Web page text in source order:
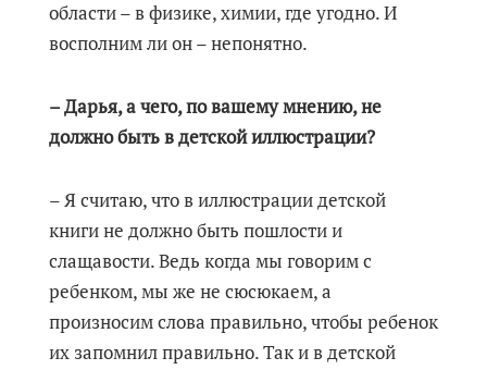
области – в физике, химии, где угодно. И
восполним ли он – непонятно.
– Дарья, а чего, по вашему мнению, не
должно быть в детской иллюстрации?
– Я считаю, что в иллюстрации детской
книги не должно быть пошлости и
слащавости. Ведь когда мы говорим с
ребенком, мы же не сюсюкаем, а
произносим слова правильно, чтобы ребенок
их запомнил правильно. Так и в детской